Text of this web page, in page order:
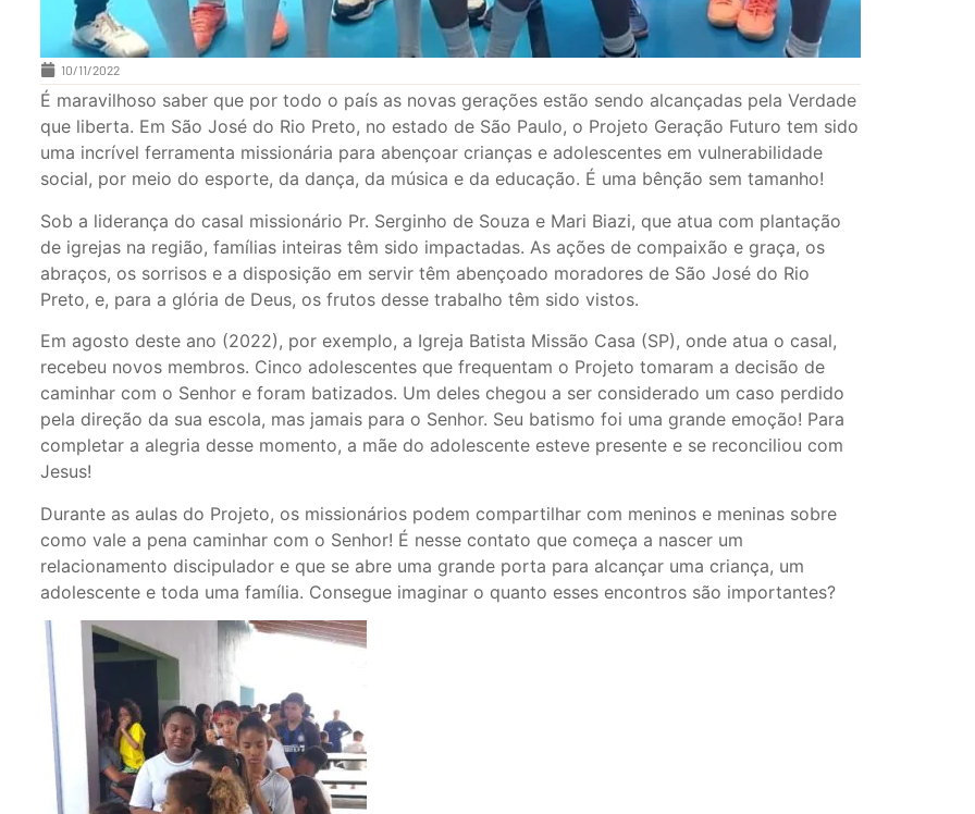
10/11/2022
É maravilhoso saber que por todo o país as novas gerações estão sendo alcançadas pela Verdade
que liberta. Em São José do Rio Preto, no estado de São Paulo, o Projeto Geração Futuro tem sido
uma incrível ferramenta missionária para abençoar crianças e adolescentes em vulnerabilidade
social, por meio do esporte, da dança, da música e da educação. É uma bênção sem tamanho!
Sob a liderança do casal missionário Pr. Serginho de Souza e Mari Biazi, que atua com plantação
de igrejas na região, famílias inteiras têm sido impactadas. As ações de compaixão e graça, os
abraços, os sorrisos e a disposição em servir têm abençoado moradores de São José do Rio
Preto, e, para a glória de Deus, os frutos desse trabalho têm sido vistos.
Em agosto deste ano (2022), por exemplo, a Igreja Batista Missão Casa (SP), onde atua o casal,
recebeu novos membros. Cinco adolescentes que frequentam o Projeto tomaram a decisão de
caminhar com o Senhor e foram batizados. Um deles chegou a ser considerado um caso perdido
pela direção da sua escola, mas jamais para o Senhor. Seu batismo foi uma grande emoção! Para
completar a alegria desse momento, a mãe do adolescente esteve presente e se reconciliou com
Jesus!
Durante as aulas do Projeto, os missionários podem compartilhar com meninos e meninas sobre
como vale a pena caminhar com o Senhor! É nesse contato que começa a nascer um
relacionamento discipulador e que se abre uma grande porta para alcançar uma criança, um
adolescente e toda uma família. Consegue imaginar o quanto esses encontros são importantes?